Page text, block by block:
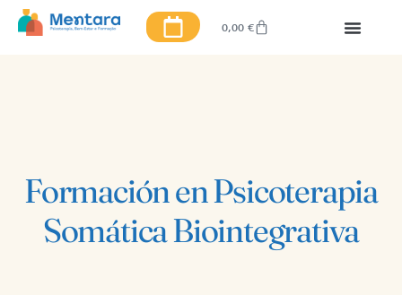
0,00 €
Formación en Psicoterapia
Somática Biointegrativa